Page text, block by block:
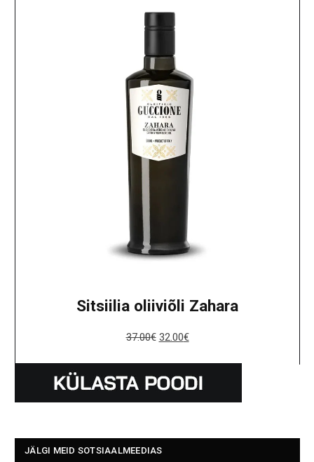
Sitsiilia oliiviõli Zahara
37.00€ 32.00€
JÄLGI MEID SOTSIAALMEEDIAS